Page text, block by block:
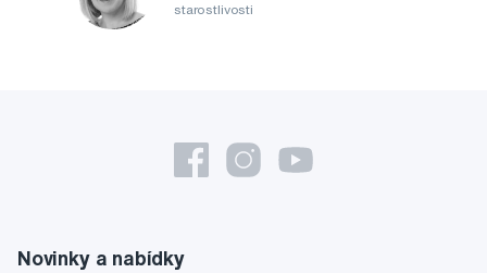
starostlivosti
Novinky a nabídky